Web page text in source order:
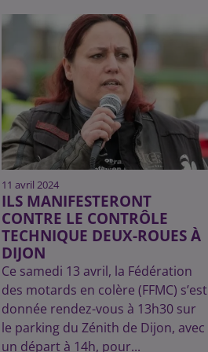
11 avril 2024
ILS MANIFESTERONT
CONTRE LE CONTRÔLE
TECHNIQUE DEUX-ROUES À
DIJON
Ce samedi 13 avril, la Fédération
des motards en colère (FFMC) s’est
donnée rendez-vous à 13h30 sur
le parking du Zénith de Dijon, avec
un départ à 14h, pour...